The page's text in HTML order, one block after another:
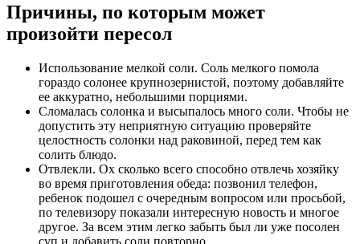
Причины, по которым может
произойти пересол
Использование мелкой соли. Соль мелкого помола
гораздо солонее крупнозернистой, поэтому добавляйте
ее аккуратно, небольшими порциями.
Сломалась солонка и высыпалось много соли. Чтобы не
допустить эту неприятную ситуацию проверяйте
целостность солонки над раковиной, перед тем как
солить блюдо.
Отвлекли. Ох сколько всего способно отвлечь хозяйку
во время приготовления обеда: позвонил телефон,
ребенок подошел с очередным вопросом или просьбой,
по телевизору показали интересную новость и многое
другое. За всем этим легко забыть был ли уже посолен
суп и добавить соли повторно.